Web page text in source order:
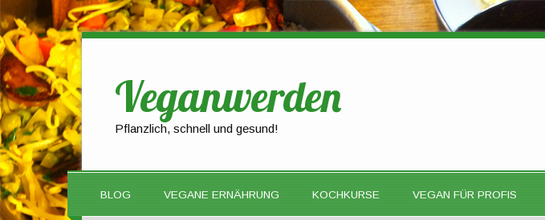
Veganwerden
Pflanzlich, schnell und gesund!
BLOG VEGANE ERNÄHRUNG KOCHKURSE VEGAN FÜR PROFIS